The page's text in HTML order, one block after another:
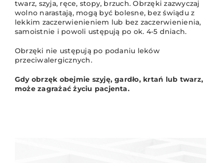
twarz, szyja, ręce, stopy, brzuch. Obrzęki zazwyczaj
wolno narastają, mogą być bolesne, bez świądu z
lekkim zaczerwienieniem lub bez zaczerwienienia,
samoistnie i powoli ustępują po ok. 4-5 dniach.
Obrzęki nie ustępują po podaniu leków
przeciwalergicznych.
Gdy obrzęk obejmie szyję, gardło, krtań lub twarz,
może zagrażać życiu pacjenta.